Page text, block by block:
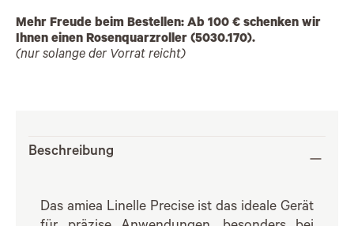
Mehr Freude beim Bestellen: Ab 100 € schenken wir
Ihnen einen Rosenquarzroller (5030.170).
(nur solange der Vorrat reicht)
Beschreibung
Das amiea Linelle Precise ist das ideale Gerät